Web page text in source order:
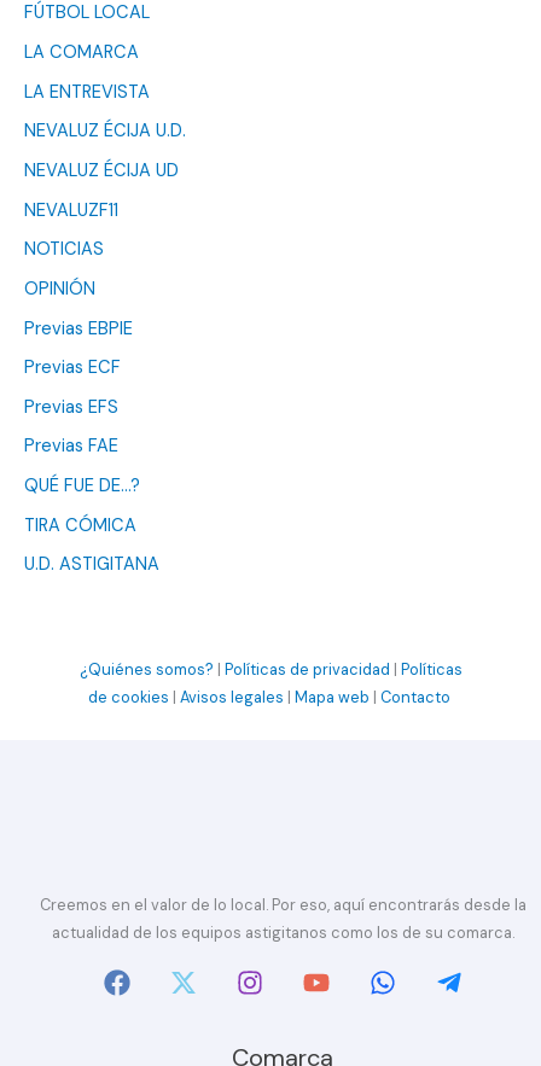
FÚTBOL LOCAL
LA COMARCA
LA ENTREVISTA
NEVALUZ ÉCIJA U.D.
NEVALUZ ÉCIJA UD
NEVALUZF11
NOTICIAS
OPINIÓN
Previas EBPIE
Previas ECF
Previas EFS
Previas FAE
QUÉ FUE DE…?
TIRA CÓMICA
U.D. ASTIGITANA
¿Quiénes somos? | Políticas de privacidad | Políticas
de cookies | Avisos legales | Mapa web | Contacto
Creemos en el valor de lo local. Por eso, aquí encontrarás desde la
actualidad de los equipos astigitanos como los de su comarca.
Comarca